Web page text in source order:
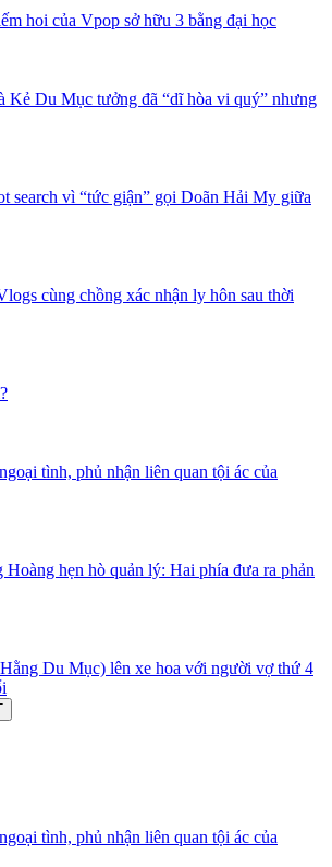
hoi của Vpop sở hữu 3 bằng đại học
Kẻ Du Mục tưởng đã “dĩ hòa vi quý” nhưng
search vì “tức giận” gọi Doãn Hải My giữa
cùng chồng xác nhận ly hôn sau thời
tình, phủ nhận liên quan tội ác của
hẹn hò quản lý: Hai phía đưa ra phản
Du Mục) lên xe hoa với người vợ thứ 4
tình, phủ nhận liên quan tội ác của